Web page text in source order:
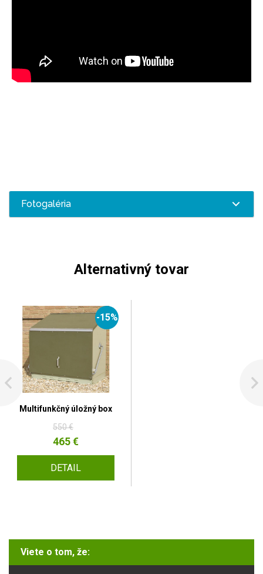
Fotogaléria
Alternativný tovar
-15%
Multifunkčný úložný box
550 €
465 €
DETAIL
Viete o tom, že: